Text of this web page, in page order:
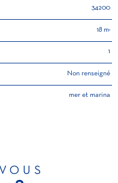
34200
18 m²
1
Non renseigné
mer et marina